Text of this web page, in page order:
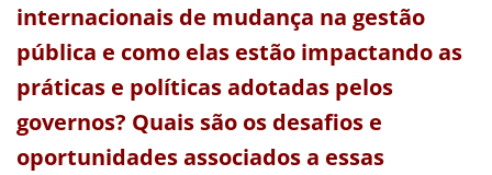
internacionais de mudança na gestão
pública e como elas estão impactando as
práticas e políticas adotadas pelos
governos? Quais são os desafios e
oportunidades associados a essas